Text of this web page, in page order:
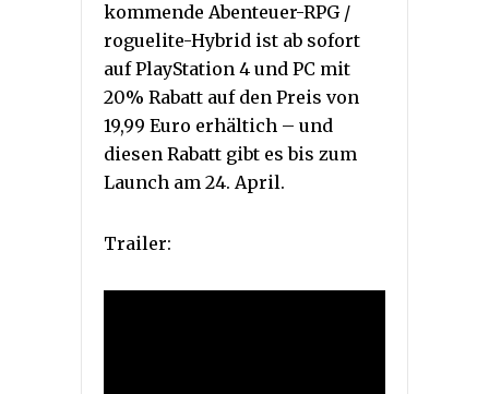
kommende Abenteuer-RPG /
roguelite-Hybrid ist ab sofort
auf PlayStation 4 und PC mit
20% Rabatt auf den Preis von
19,99 Euro erhältich – und
diesen Rabatt gibt es bis zum
Launch am 24. April.
Trailer: